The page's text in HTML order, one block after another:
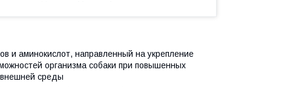
и аминокислот, направленный на укрепление
организма собаки при повышенных
внешней среды